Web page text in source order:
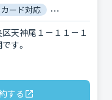
ード対応 電子マネー対応
天神尾１－１１－１
す。
する